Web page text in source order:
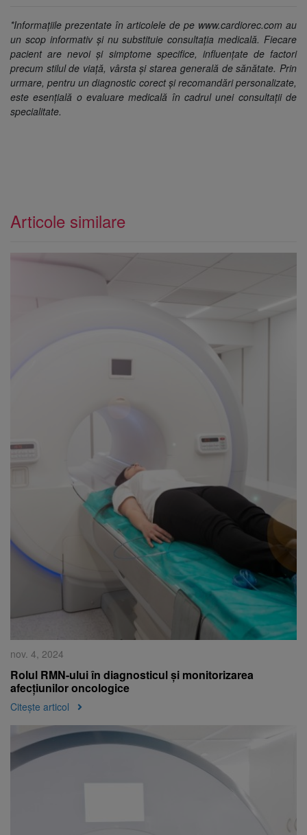
*Informațiile prezentate în articolele de pe www.cardiorec.com au
un scop informativ și nu substituie consultația medicală. Fiecare
pacient are nevoi și simptome specifice, influențate de factori
precum stilul de viață, vârsta și starea generală de sănătate. Prin
urmare, pentru un diagnostic corect și recomandări personalizate,
este esențială o evaluare medicală în cadrul unei consultații de
specialitate.
Articole similare
nov. 4, 2024
Rolul RMN-ului în diagnosticul și monitorizarea
afecțiunilor oncologice
Citește articol